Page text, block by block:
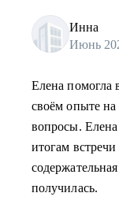
Инна
Июнь
Елена помогла
своём опыте на
вопросы.
итогам
получилась.